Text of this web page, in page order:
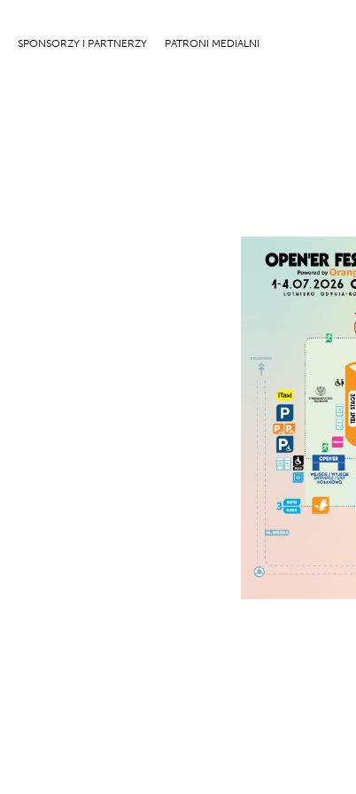
Mapa
SPONSORZY I PARTNERZY PATRONI MEDIALNI